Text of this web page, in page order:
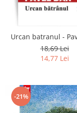
Urcan batranul -
18,69 Lei
14,77 Lei
-21%